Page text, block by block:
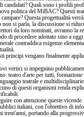
candidati? Quali sono i profili
politica del MiBAC? Questi
Questa progettualità
si parla, la discussione si
da loro nominati, avranno la
di procedere adottato sino a
contraddica esigenze
principi vengano finalmente
vertici si impegnino
teatro d'arte per tutti,
teatrale e
di questi organismi renda
con attenzione queste
italiani, con l'obiettivo di
trent'anni, portando alla